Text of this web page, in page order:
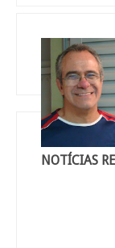
NOTÍCIAS